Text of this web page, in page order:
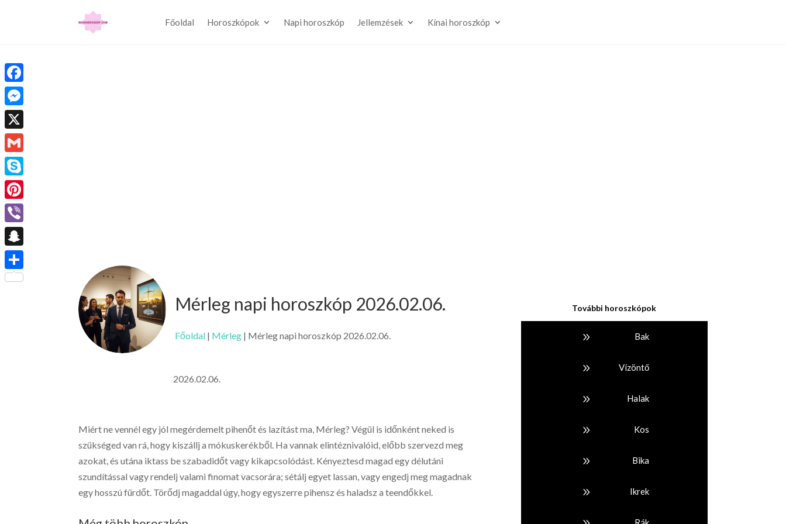
Főoldal Horoszkópok Napi horoszkóp Jellemzések Kínai horoszkóp
Mérleg napi horoszkóp 2026.02.06.
Főoldal | Mérleg | Mérleg napi horoszkóp 2026.02.06.
2026.02.06.
Miért ne vennél egy jól megérdemelt pihenőt és lazítást ma, Mérleg? Végül is időnként neked is
szükséged van rá, hogy kiszállj a mókuskerékből. Ha vannak elintéznivalóid, előbb szervezd meg
azokat, és utána iktass be szabadidőt vagy kikapcsolódást. Kényeztesd magad egy délutáni
szundítással vagy rendelj valami finomat vacsorára; sétálj egyet lassan, vagy engedj meg magadnak
egy hosszú fürdőt. Törődj magaddal úgy, hogy egyszerre pihensz és haladsz a teendőkkel.
További horoszkópok
9 Bak
9 Vízöntő
9 Halak
9 Kos
9 Bika
9 Ikrek
Facebook
Messenger
X
Gmail
Skype
Pinterest
Viber
Snapchat
Ossza